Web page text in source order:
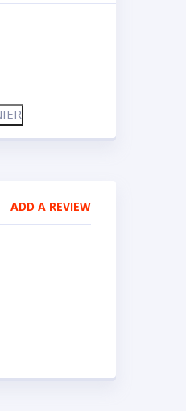
ADD A REVIEW